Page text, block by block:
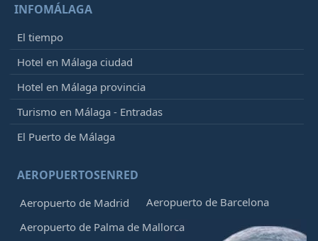
INFOMÁLAGA
El tiempo
Hotel en Málaga ciudad
Hotel en Málaga provincia
Turismo en Málaga - Entradas
El Puerto de Málaga
AEROPUERTOSENRED
Aeropuerto de Madrid
Aeropuerto de Barcelona
Aeropuerto de Palma de Mallorca